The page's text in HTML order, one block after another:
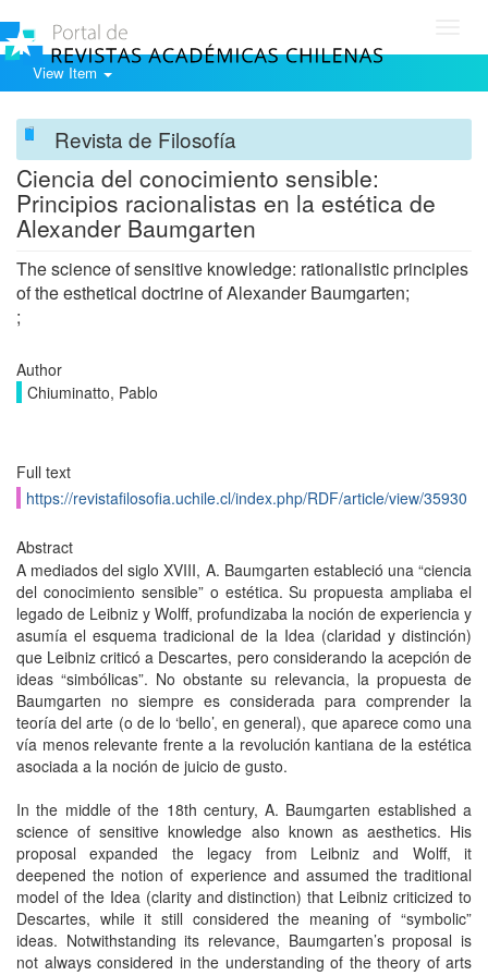
View Item
Revista de Filosofía
Ciencia del conocimiento sensible:
Principios racionalistas en la estética de
Alexander Baumgarten
The science of sensitive knowledge: rationalistic principles
of the esthetical doctrine of Alexander Baumgarten;
;
Author
Chiuminatto, Pablo
Full text
https://revistafilosofia.uchile.cl/index.php/RDF/article/view/35930
Abstract
A mediados del siglo XVIII, A. Baumgarten estableció una “ciencia
del conocimiento sensible” o estética. Su propuesta ampliaba el
legado de Leibniz y Wolff, profundizaba la noción de experiencia y
asumía el esquema tradicional de la Idea (claridad y distinción)
que Leibniz criticó a Descartes, pero considerando la acepción de
ideas “simbólicas”. No obstante su relevancia, la propuesta de
Baumgarten no siempre es considerada para comprender la
teoría del arte (o de lo ‘bello’, en general), que aparece como una
vía menos relevante frente a la revolución kantiana de la estética
asociada a la noción de juicio de gusto.
In the middle of the 18th century, A. Baumgarten established a
science of sensitive knowledge also known as aesthetics. His
proposal expanded the legacy from Leibniz and Wolff, it
deepened the notion of experience and assumed the traditional
model of the Idea (clarity and distinction) that Leibniz criticized to
Descartes, while it still considered the meaning of “symbolic”
ideas. Notwithstanding its relevance, Baumgarten’s proposal is
not always considered in the understanding of the theory of arts